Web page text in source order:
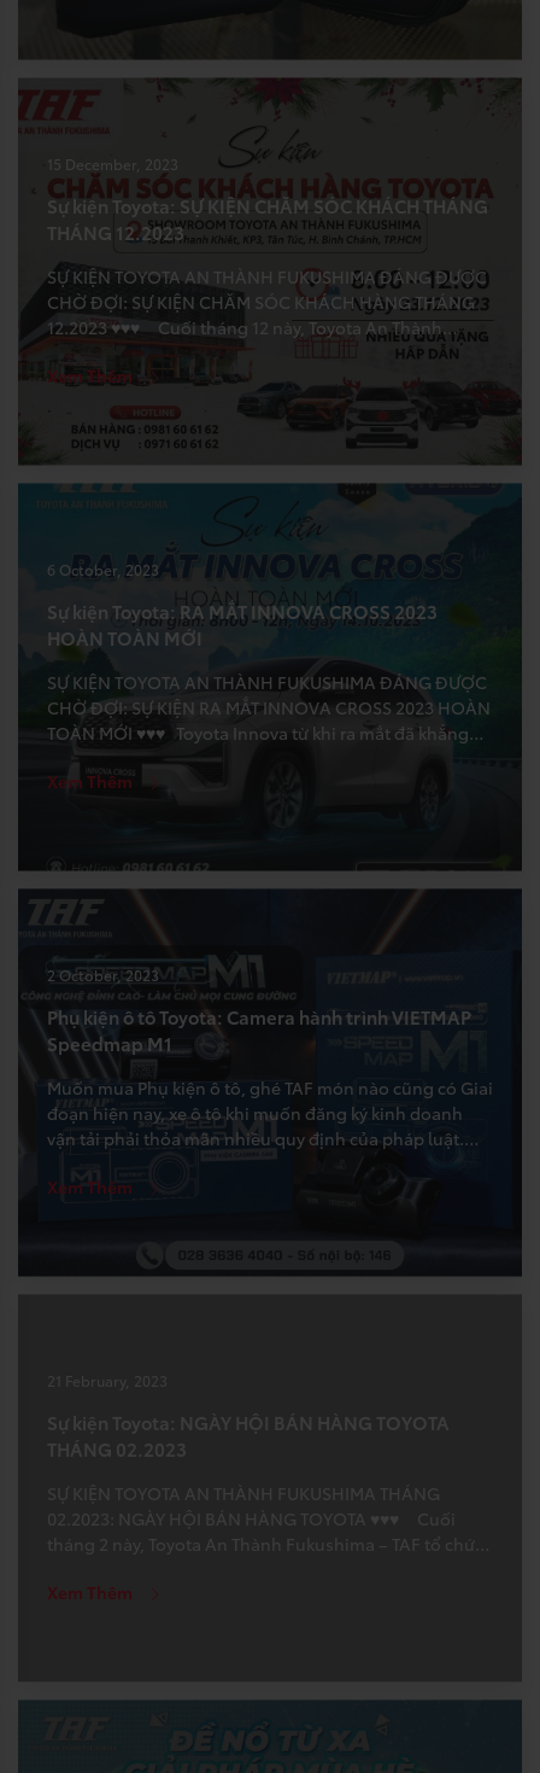
15 December, 2023
Sự kiện Toyota: SỰ KIỆN CHĂM SÓC KHÁCH THÁNG
THÁNG 12.2023
SỰ KIỆN TOYOTA AN THÀNH FUKUSHIMA ĐÁNG ĐƯỢC
CHỜ ĐỢI: SỰ KIỆN CHĂM SÓC KHÁCH HÀNG THÁNG
12.2023 ♥♥♥ Cuối tháng 12 này, Toyota An Thành
Fukushima – TAF mang đến một chương trình lái thử –
chăm sóc khách hàng toàn diện trước khi kỳ nghỉ lễ
Dương lịch bắt đầu. […]
Xem Thêm
6 October, 2023
Sự kiện Toyota: RA MẮT INNOVA CROSS 2023
HOÀN TOÀN MỚI
SỰ KIỆN TOYOTA AN THÀNH FUKUSHIMA ĐÁNG ĐƯỢC
CHỜ ĐỢI: SỰ KIỆN RA MẮT INNOVA CROSS 2023 HOÀN
TOÀN MỚI ♥♥♥ Toyota Innova từ khi ra mắt đã khẳng
định danh xưng “Ông vua phân khúc MPV”. Tuy đã có rất
nhiều sản phẩm MPV xuất hiện trên thị trường, nhưng
Xem Thêm
2 October, 2023
Phụ kiện ô tô Toyota: Camera hành trình VIETMAP
Speedmap M1
Muốn mua Phụ kiện ô tô, ghé TAF món nào cũng có Giai
đoạn hiện nay, xe ô tô khi muốn đăng ký kinh doanh
vận tải phải thỏa mãn nhiều quy định của pháp luật.
rõ những yêu cầu cần có của những thiết […]
Xem Thêm
21 February, 2023
Sự kiện Toyota: NGÀY HỘI BÁN HÀNG TOYOTA
THÁNG 02.2023
SỰ KIỆN TOYOTA AN THÀNH FUKUSHIMA THÁNG
02.2023: NGÀY HỘI BÁN HÀNG TOYOTA ♥♥♥ Cuối
tháng 2 này, Toyota An Thành Fukushima – TAF tổ chức
năng đến chốt hợp đồng với nhiều nội dung hấp dẫn:
Xem Thêm